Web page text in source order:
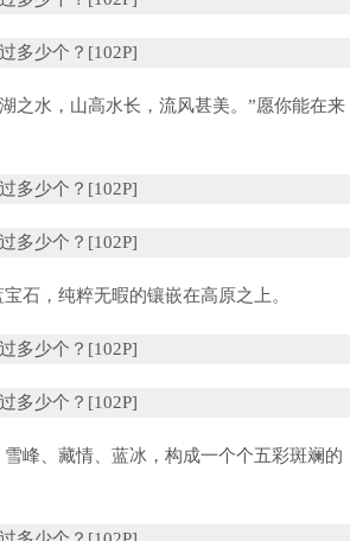
之水，山高水长，流风甚美。”愿你能在来
石，纯粹无暇的镶嵌在高原之上。
峰、藏情、蓝冰，构成一个个五彩斑斓的